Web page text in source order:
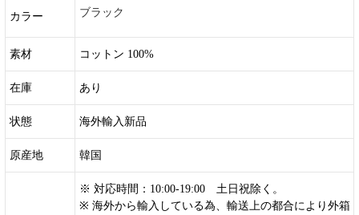
カラー ブラック
素材 コットン 100%
在庫 あり
状態 海外輸入新品
原産地 韓国
※ 対応時間：10:00-19:00 土日祝除く。
※ 海外から輸入している為、輸送上の都合により外箱